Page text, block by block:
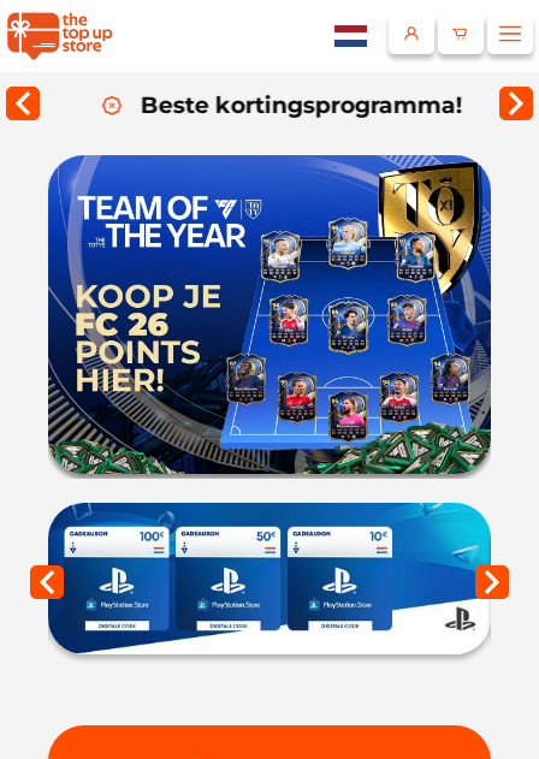
Land
Selecteer een taal
Beste kortingsprogramma!